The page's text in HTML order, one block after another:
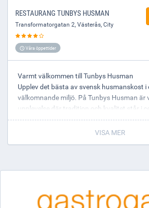
RESTAURANG TUNBYS HUSMAN
Transformatorgatan 2, Västerås, City
Våra öppettider
Varmt välkommen till Tunbys Husman
Upplev det bästa av svensk husmanskost i
välkomnande miljö. På Tunbys Husman är
upplevelse där tradition och kvalitet står i
VISA MER